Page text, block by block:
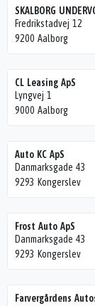
SKALBORG
Fredrikstadvej 12
9200 Aalborg
CL Leasing ApS
Lyngvej 1
9000 Aalborg
Auto KC ApS
Danmarksgade 43
9293 Kongerslev
Frost Auto ApS
Danmarksgade 43
9293 Kongerslev
Farvergårdens